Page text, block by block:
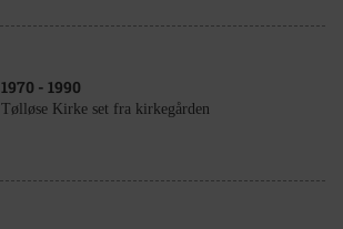
1970 - 1990
Tølløse Kirke set fra kirkegården